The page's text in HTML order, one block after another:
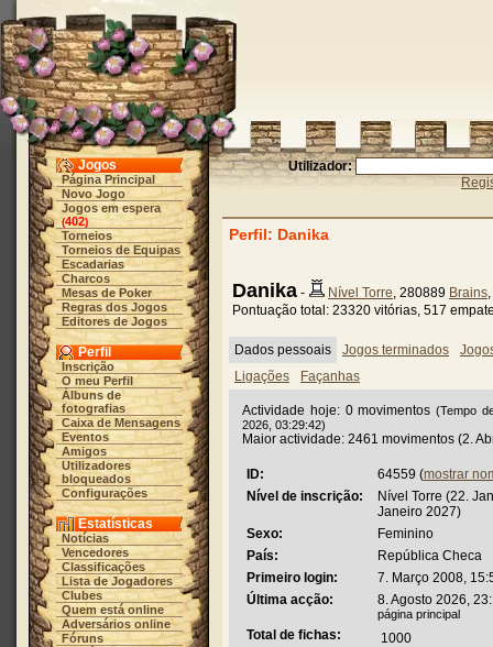
Jogos
Página Principal
Novo Jogo
Jogos em espera
(402)
Torneios
Torneios de Equipas
Escadarias
Charcos
Mesas de Poker
Regras dos Jogos
Editores de Jogos
Perfil
Inscrição
O meu Perfil
Álbuns de
fotografias
Caixa de Mensagens
Eventos
Amigos
Utilizadores
bloqueados
Configurações
Estatísticas
Notícias
Vencedores
Classificações
Lista de Jogadores
Clubes
Quem está online
Adversários online
Fóruns
Utilizador:
Perfil: Danika
Danika - Nível Torre, 280889 Brains
Pontuação total: 23320 vitórias, 517
Dados pessoais Jogos terminados
Ligações
Façanhas
Actividade hoje: 0 movimentos (Tempo
2026, 03:29:42)
Maior actividade: 2461 movimentos (2.
ID: 64559 (mostrar
Nível de inscrição:
Nível Torre (22.
Janeiro 2027)
Sexo:
Feminino
País:
República Checa
Primeiro login:
7. Março 2008,
Última acção:
8. Agosto 2026,
página principal
Total de fichas:
1000